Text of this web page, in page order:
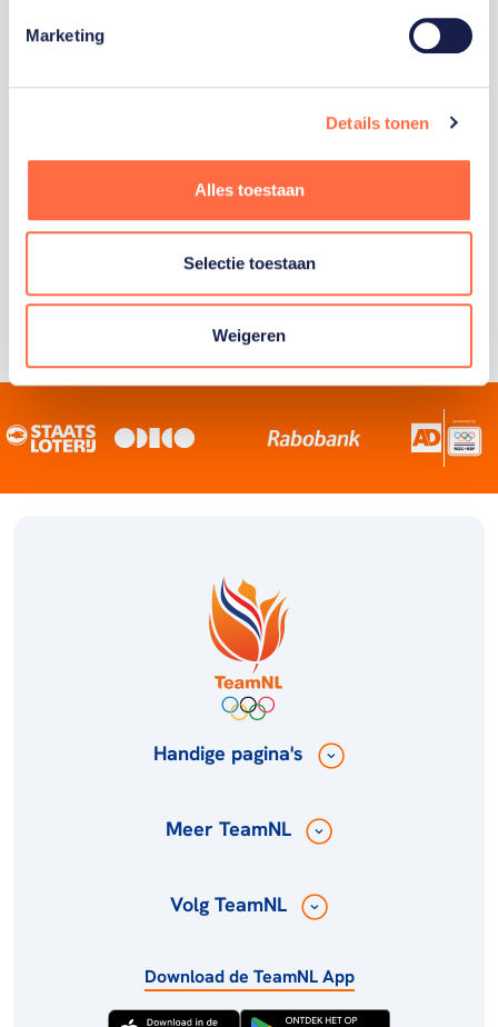
Marketing
Details tonen
Alles toestaan
Selectie toestaan
Weigeren
Staatsloterij is trotse hoofdsponsor van
sportiefste land van de wereld maken.
Handige pagina's
Meer TeamNL
Volg TeamNL
Download de TeamNL App